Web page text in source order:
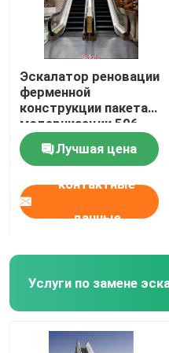
Балюстрада
След эскалатора
Часть эскалатора
Регулятор эскалатора
Эскалатор реновации
ферменной
конструкции пакета
модернизации 506
эскалаторов
оставаясь крытый
Лучшая цена
контактные
данные
Услуги по замене